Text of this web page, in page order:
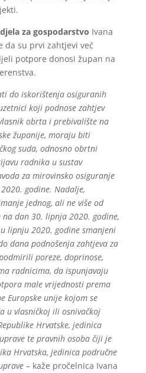
za gospodarstvo Ivana
da su prvi zahtjevi već
potpore donosi župan na
do iskorištenja osiguranih
koji podnose zahtjev
obrta i prebivalište na
županije, moraju biti
suda, odnosno obrtni
radnika u sustav
za mirovinsko osiguranje
godine. Nadalje,
jednog, ali ne više od
dan 30. lipnja 2020. godine,
lipnju 2020. godine smanjeni
dana podnošenja zahtjeva za
poreze, doprinose,
radnicima, da ispunjavaju
male vrijednosti prema
Europske unije kojom se
u vlasničkoj ili osnivačkoj
Hrvatske, jedinica
te pravnih osoba čiji je
Hrvatska, jedinica područne
– kaže pročelnica Ivana